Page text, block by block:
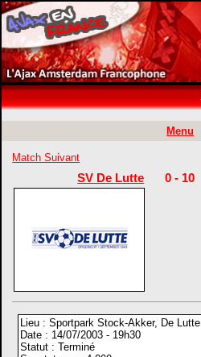
Menu
Match Suivant
SV De Lutte 0 - 10
Lieu : Sportpark Stock-Akker, De Lutte
Date : 14/07/2003 - 19h30
Statut : Terminé